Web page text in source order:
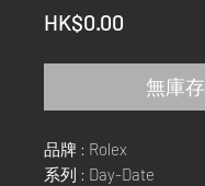
HK$0.00
無庫存
品牌 : Rolex
系列 : Day-Date